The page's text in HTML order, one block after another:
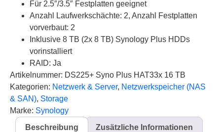
Für 2.5″/3.5″ Festplatten geeignet
Anzahl Laufwerkschächte: 2, Anzahl Festplatten
vorverbaut: 2
Inklusive 8 TB (2x 8 TB) Synology Plus HDDs
vorinstalliert
RAID: Ja
Artikelnummer: DS225+ Syno Plus HAT33x 16 TB
Kategorien: Netzwerk & Server, Netzwerkspeicher (NAS
& SAN), Storage
Marke: Synology
Beschreibung
Zusätzliche Informationen